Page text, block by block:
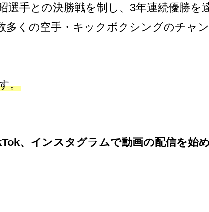
手との決勝戦を制し、3年連続優勝を
多くの空手・キックボクシングのチャ
。
、インスタグラムで動画の配信を始